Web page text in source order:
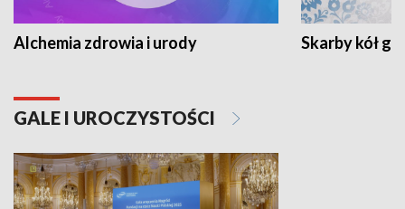
Alchemia zdrowia i urody Skarby kół
GALE I UROCZYSTOŚCI